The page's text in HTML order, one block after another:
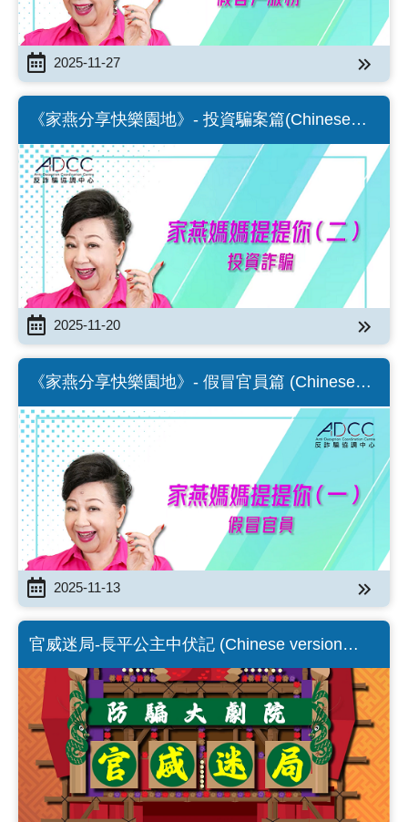
2025-11-27
《家燕分享快樂園地》- 投資騙案篇(Chinese
Version Only)
2025-11-20
《家燕分享快樂園地》- 假冒官員篇 (Chinese
version only)
2025-11-13
官威迷局-長平公主中伏記 (Chinese version
only)